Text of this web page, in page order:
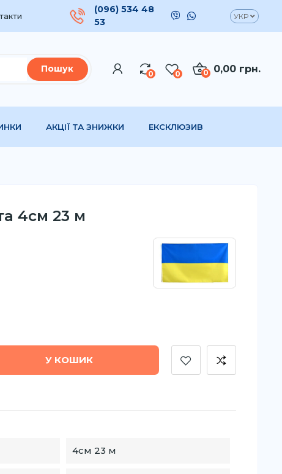
(096) 534 48
53
УКР
Пошук 0 0 0,00 грн.
0
АКЦІЇ ТА ЗНИЖКИ ЕКСКЛЮЗИВ
4см 23 м
У КОШИК
4см 23 м